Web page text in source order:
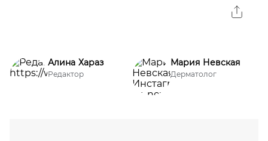
Алина Хараз
Редактор
Мария Невская
Дерматолог